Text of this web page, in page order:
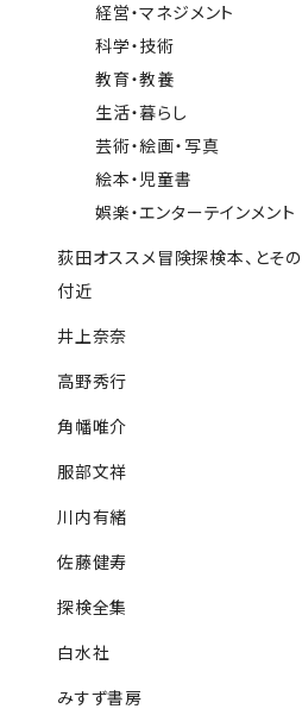
経営・マネジメント
科学・技術
教育・教養
生活・暮らし
芸術・絵画・写真
絵本・児童書
娯楽・エンターテインメント
荻田オススメ冒険探検本、とその
付近
井上奈奈
高野秀行
角幡唯介
服部文祥
川内有緒
佐藤健寿
探検全集
白水社
みすず書房